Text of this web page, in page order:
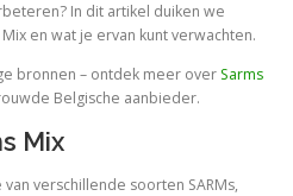
In dit artikel duiken we
en wat je ervan kunt verwachten.
bronnen – ontdek meer over Sarms
Belgische aanbieder.
Mix
verschillende soorten SARMs,